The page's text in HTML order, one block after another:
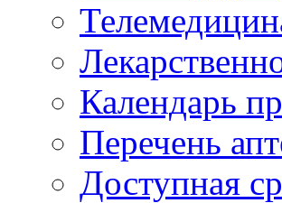
Календарь
Перечень
Доступная